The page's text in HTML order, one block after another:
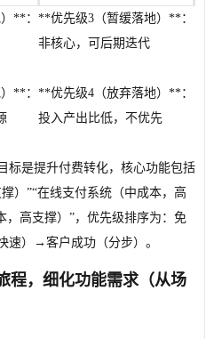
**： **优先级3（暂缓落地）**：
非核心，可后期迭代
**： **优先级4（放弃落地）**：
投入产出比低，不优先
标是提升付费转化，核心功能包括
）”“在线支付系统（中成本，高
，高支撑）”，优先级排序为：免
速）→客户成功（分步）。
程，细化功能需求（从场